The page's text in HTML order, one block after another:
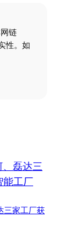
链
性。如
三家工厂获